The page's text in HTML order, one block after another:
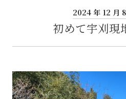
2024 年 12 月 8
初めて宇刈現